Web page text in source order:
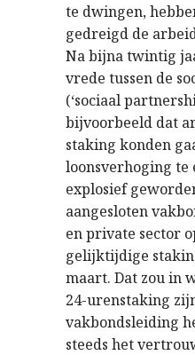
te dwingen,
gedreigd de
Na bijna twintig
vrede tussen de
(‘sociaal
bijvoorbeeld dat
staking konden
loonsverhoging te
explosief
aangesloten
en private sector
gelijktijdige
maart. Dat zou in
24-urenstaking
vakbondsleiding
steeds het